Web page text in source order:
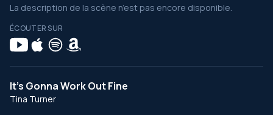
La description de la scène n’est pas encore disponible.
ÉCOUTER SUR
It's Gonna Work Out Fine
Tina Turner